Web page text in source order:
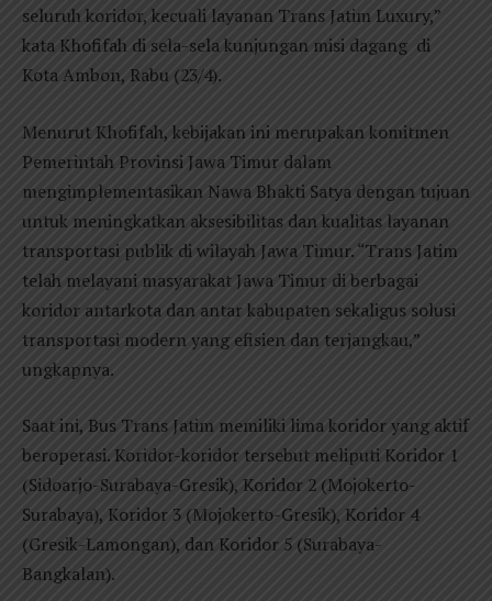
seluruh koridor, kecuali layanan Trans Jatim Luxury,”
kata Khofifah di sela-sela kunjungan misi dagang di
Kota Ambon, Rabu (23/4).
Menurut Khofifah, kebijakan ini merupakan komitmen
Pemerintah Provinsi Jawa Timur dalam
mengimplementasikan Nawa Bhakti Satya dengan tujuan
untuk meningkatkan aksesibilitas dan kualitas layanan
transportasi publik di wilayah Jawa Timur. “Trans Jatim
telah melayani masyarakat Jawa Timur di berbagai
koridor antarkota dan antar kabupaten sekaligus solusi
transportasi modern yang efisien dan terjangkau,”
ungkapnya.
Saat ini, Bus Trans Jatim memiliki lima koridor yang aktif
beroperasi. Koridor-koridor tersebut meliputi Koridor 1
(Sidoarjo-Surabaya-Gresik), Koridor 2 (Mojokerto-
Surabaya), Koridor 3 (Mojokerto-Gresik), Koridor 4
(Gresik-Lamongan), dan Koridor 5 (Surabaya-
Bangkalan).